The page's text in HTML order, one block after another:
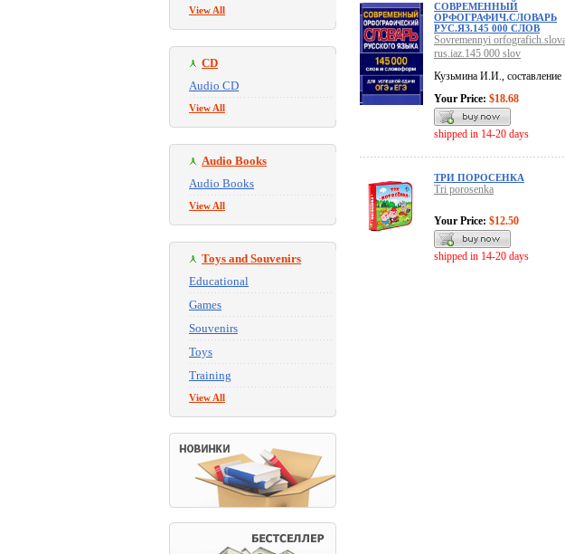
View All
CD
Audio CD
View All
Audio Books
Audio Books
View All
Toys and Souvenirs
Educational
Games
Souvenirs
Toys
Training
View All
СОВРЕМЕННЫЙ
ОРФОГРАФИЧ.СЛОВАРЬ
РУС.ЯЗ.145 000 СЛОВ
Sovremennyi
rus.iaz.145 000 slov
Кузьмина И.И., составление
Your Price: $18.68
shipped in 14-20 days
ТРИ ПОРОСЕНКА
Tri porosenka
Your Price: $12.50
shipped in 14-20 days